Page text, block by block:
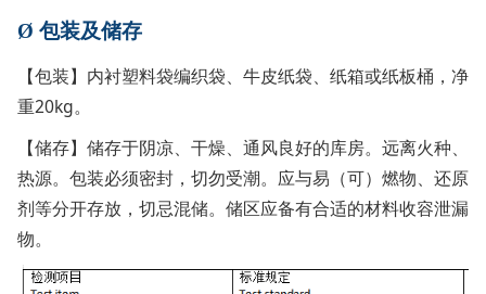
Ø 包装及储存
【包装】内衬塑料袋编织袋、牛皮纸袋、纸箱或纸板桶，净
重20kg。
【储存】储存于阴凉、干燥、通风良好的库房。远离火种、
热源。包装必须密封，切勿受潮。应与易（可）燃物、还原
剂等分开存放，切忌混储。储区应备有合适的材料收容泄漏
物。